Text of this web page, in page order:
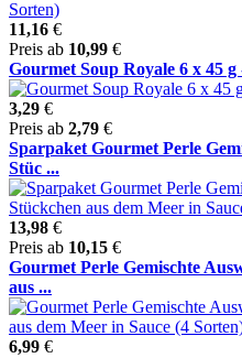
11,16 €
Preis ab 10,99 €
Gourmet Soup Royale 6 x 45
3,29 €
Preis ab 2,79 €
Sparpaket Gourmet Perle
Stüc ...
13,98 €
Preis ab 10,15 €
Gourmet Perle Gemischte
aus ...
6,99 €